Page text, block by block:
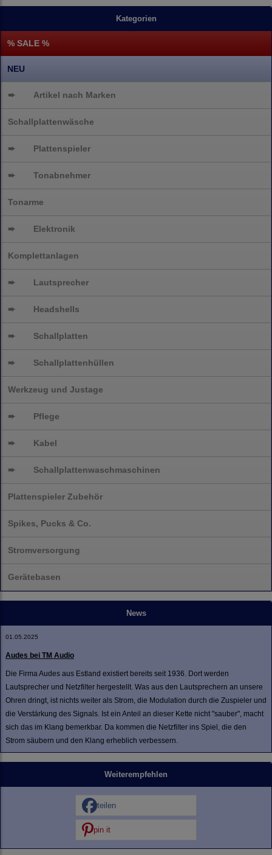
Kategorien
% SALE %
NEU
➨ Artikel nach Marken
Schallplattenwäsche
➨ Plattenspieler
➨ Tonabnehmer
Tonarme
➨ Elektronik
Komplettanlagen
➨ Lautsprecher
➨ Headshells
➨ Schallplatten
➨ Schallplattenhüllen
Werkzeug und Justage
➨ Pflege
➨ Kabel
➨ Schallplattenwaschmaschinen
Plattenspieler Zubehör
Spikes, Pucks & Co.
Stromversorgung
Gerätebasen
News
01.05.2025
Audes bei TM Audio
Die Firma Audes aus Estland existiert bereits seit 1936. Dort werden
Lautsprecher und Netzfilter hergestellt. Was aus den Lautsprechern an unsere
Ohren dringt, ist nichts weiter als Strom, die Modulation durch die Zuspieler und
die Verstärkung des Signals. Ist ein Anteil an dieser Kette nicht "sauber", macht
sich das im Klang bemerkbar. Da kommen die Netzfilter ins Spiel, die den
Strom säubern und den Klang erheblich verbessern.
Weiterempfehlen
teilen
pin it